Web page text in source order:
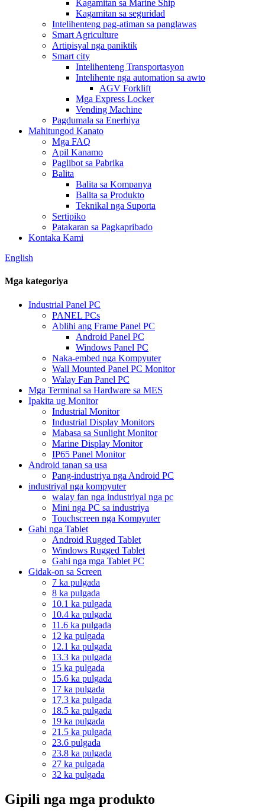
Kagamitan sa Marine Ship
Kagamitan sa seguridad
Intelihenteng pag-atiman sa panglawas
Smart Agriculture
Artipisyal nga paniktik
Smart city
Intelihenteng Transportasyon
Intelihente nga automation sa awto
AGV Forklift
Mga Express Locker
Vending Machine
Pagdumala sa Enerhiya
Mahitungod Kanato
Mga FAQ
Apil Kanamo
Paglibot sa Pabrika
Balita
Balita sa Kompanya
Balita sa Produkto
Teknikal nga Suporta
Sertipiko
Patakaran sa Pagkapribado
Kontaka Kami
English
Mga kategoriya
Industrial Panel PC
PANEL PCs
Ablihi ang Frame Panel PC
Android Panel PC
Windows Panel PC
Naka-embed nga Kompyuter
Wall Mounted Panel PC Monitor
Walay Fan Panel PC
Mga Terminal sa Hardware sa MES
Ipakita ug Monitor
Industrial Monitor
Industrial Display Monitors
Mabasa sa Sunlight Monitor
Marine Display Monitor
IP65 Panel Monitor
Android tanan sa usa
Pang-industriya nga Android PC
industriyal nga kompyuter
walay fan nga industriyal nga pc
Mini nga PC sa industriya
Touchscreen nga Kompyuter
Gahi nga Tablet
Android Rugged Tablet
Windows Rugged Tablet
Gahi nga mga Tablet PC
Gidak-on sa Screen
7 ka pulgada
8 ka pulgada
10.1 ka pulgada
10.4 ka pulgada
11.6 ka pulgada
12 ka pulgada
12.1 ka pulgada
13.3 ka pulgada
15 ka pulgada
15.6 ka pulgada
17 ka pulgada
17.3 ka pulgada
18.5 ka pulgada
19 ka pulgada
21.5 ka pulgada
23.6 pulgada
23.8 ka pulgada
27 ka pulgada
32 ka pulgada
Gipili nga mga produkto